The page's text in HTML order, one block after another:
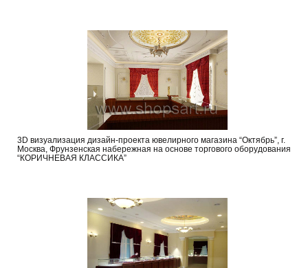
3D визуализация дизайн-проекта ювелирного магазина “Октябрь”, г.
Москва, Фрунзенская набережная на основе торгового оборудования
“КОРИЧНЕВАЯ КЛАССИКА”